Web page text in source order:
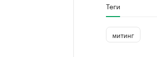
Теги
митинг